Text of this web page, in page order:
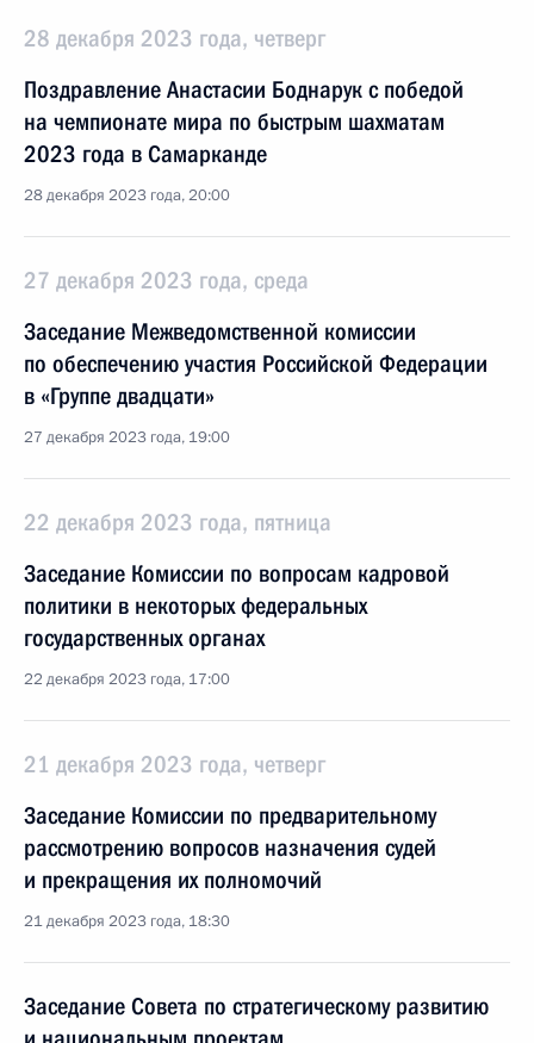
28 декабря 2023 года, четверг
Поздравление Анастасии Боднарук с победой
на чемпионате мира по быстрым шахматам
2023 года в Самарканде
28 декабря 2023 года, 20:00
27 декабря 2023 года, среда
Заседание Межведомственной комиссии
по обеспечению участия Российской Федерации
в «Группе двадцати»
27 декабря 2023 года, 19:00
22 декабря 2023 года, пятница
Заседание Комиссии по вопросам кадровой
политики в некоторых федеральных
государственных органах
22 декабря 2023 года, 17:00
21 декабря 2023 года, четверг
Заседание Комиссии по предварительному
рассмотрению вопросов назначения судей
и прекращения их полномочий
21 декабря 2023 года, 18:30
Заседание Совета по стратегическому развитию